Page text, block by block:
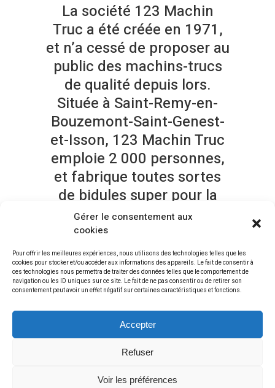
Gérer le consentement aux
cookies
Pour offrir les meilleures expériences, nous utilisons des technologies telles que les
cookies pour stocker et/ou accéder aux informations des appareils. Le fait de consentir à
ces technologies nous permettra de traiter des données telles que le comportement de
navigation ou les ID uniques sur ce site. Le fait de ne pas consentir ou de retirer son
consentement peut avoir un effet négatif sur certaines caractéristiques et fonctions.
Accepter
Refuser
Voir les préférences
La société 123 Machin
Truc a été créée en 1971,
et n’a cessé de proposer au
public des machins-trucs
de qualité depuis lors.
Située à Saint-Remy-en-
Bouzemont-Saint-Genest-
et-Isson, 123 Machin Truc
emploie 2 000 personnes,
et fabrique toutes sortes
de bidules super pour la
communauté
bouzemontoise.
En tant que nouvel·le utilisateur ou utilisatrice de
WordPress, vous devriez vous rendre survotre
tableau de bordpour supprimer cette page et
Amusez-vous bien !